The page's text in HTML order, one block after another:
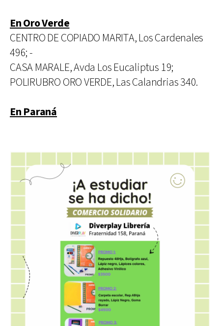
En Oro Verde
CENTRO DE COPIADO MARITA, Los Cardenales
496; -
CASA MARALE, Avda Los Eucaliptus 19;
POLIRUBRO ORO VERDE, Las Calandrias 340.
En Paraná